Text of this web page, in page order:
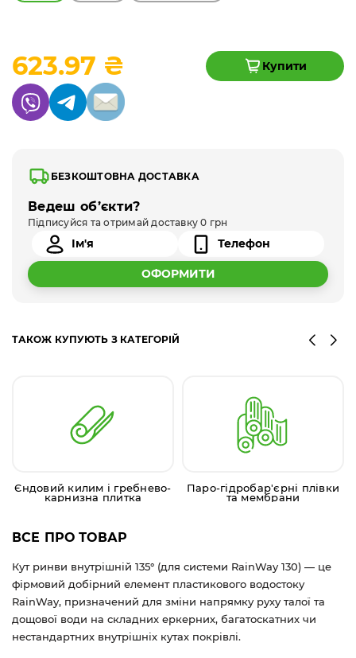
623.97 ₴ Купити
БЕЗКОШТОВНА ДОСТАВКА
Ведеш об’єкти?
Підписуйся та отримай доставку 0 грн
ОФОРМИТИ
ТАКОЖ КУПУЮТЬ З КАТЕГОРІЙ
Єндовий килим і гребнево-
карнизна плитка
Паро-гідробар'єрні плівки
та мембрани
ВСЕ ПРО ТОВАР
Кут ринви внутрішній 135° (для системи RainWay 130) — це
фірмовий добірний елемент пластикового водостоку
RainWay, призначений для зміни напрямку руху талої та
дощової води на складних еркерних, багатоскатних чи
нестандартних внутрішніх кутах покрівлі.